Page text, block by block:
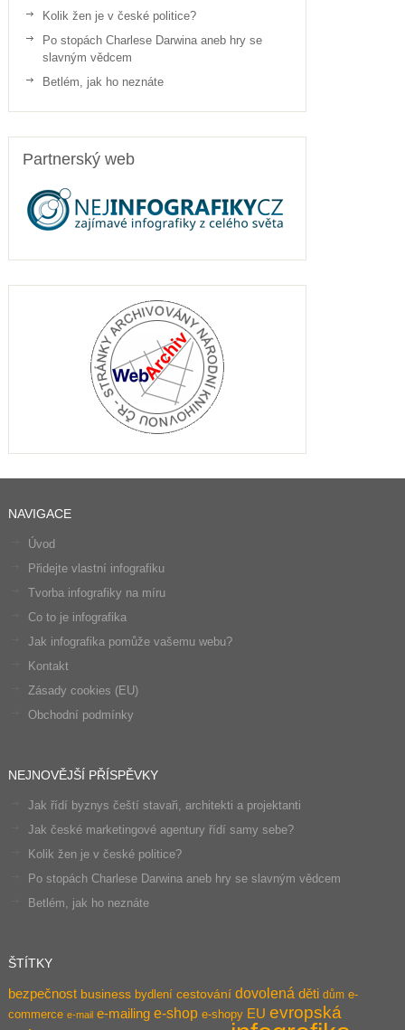
Kolik žen je v české politice?
Po stopách Charlese Darwina aneb hry se
slavným vědcem
Betlém, jak ho neznáte
Partnerský web
NAVIGACE
Úvod
Přidejte vlastní infografiku
Tvorba infografiky na míru
Co to je infografika
Jak infografika pomůže vašemu webu?
Kontakt
Zásady cookies (EU)
Obchodní podmínky
NEJNOVĚJŠÍ PŘÍSPĚVKY
Jak řídí byznys čeští stavaři, architekti a projektanti
Jak české marketingové agentury řídí samy sebe?
Kolik žen je v české politice?
Po stopách Charlese Darwina aneb hry se slavným vědcem
Betlém, jak ho neznáte
ŠTÍTKY
bezpečnost business bydlení cestování dovolená děti dům e-
commerce e-mail e-mailing e-shop e-shopy EU evropská